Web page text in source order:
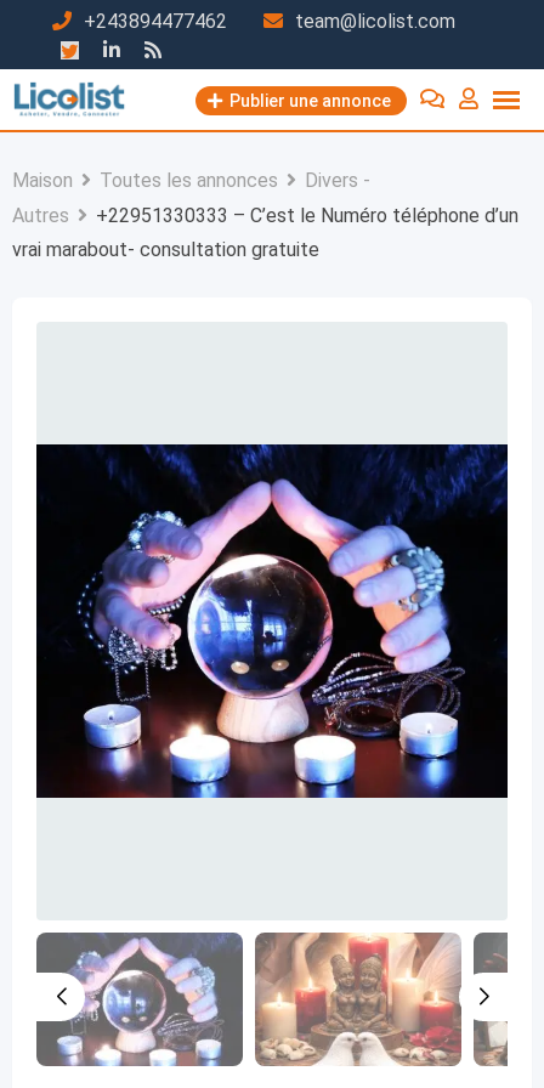
contenu
+243894477462 team@licolist.com
Publier une annonce
Maison Toutes les annonces
Divers -
Autres
+22951330333 – C’est le Numéro téléphone d’un
vrai marabout- consultation gratuite